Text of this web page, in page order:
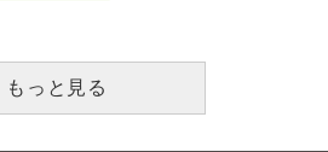
もっと見る